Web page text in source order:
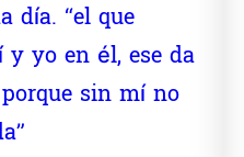
día. “el que
y yo en él, ese da
sin mí no